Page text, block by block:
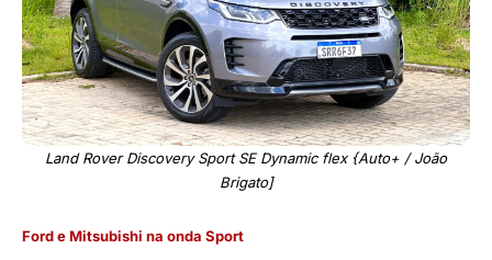
Land Rover Discovery Sport SE Dynamic flex {Auto+ / João
Brigato]
Ford e Mitsubishi na onda Sport